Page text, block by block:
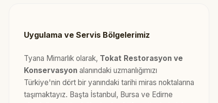
Uygulama ve Servis Bölgelerimiz
Tyana Mimarlık olarak, Tokat Restorasyon ve
Konservasyonalanındaki uzmanlığımızı
Türkiye'nin dört bir yanındaki tarihi miras noktalarına
taşımaktayız. Başta İstanbul, Bursa ve Edirne